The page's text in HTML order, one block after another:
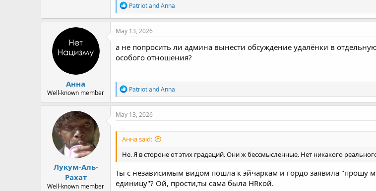
R
e
a
c
i
o
n
PatriotandAnna
Анна
Well-known member
May 13, 2026
а не попросить ли админа вынести обсуждение удалёнки в
особого отношения?
R
e
a
c
n
s
:
PatriotandAnna
Лукум-Аль-
Рахат
Well-known member
May 13, 2026
Анна said:
Не. Я в стороне от этих градаций. Они ж бессмысленные. Нет никакого
Ты с независимым видом пошла к эйчаркам и гордо заявила "прошу
единицу"? Ой, прости,ты сама была HRкой.